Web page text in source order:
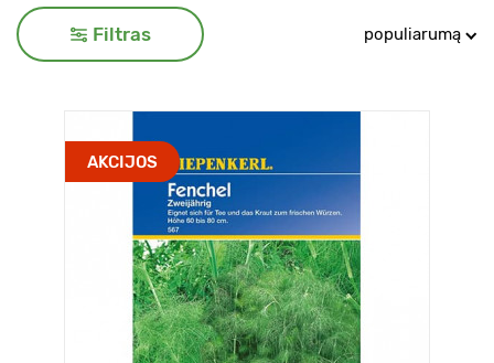
Filtras populiarumą
AKCIJOS